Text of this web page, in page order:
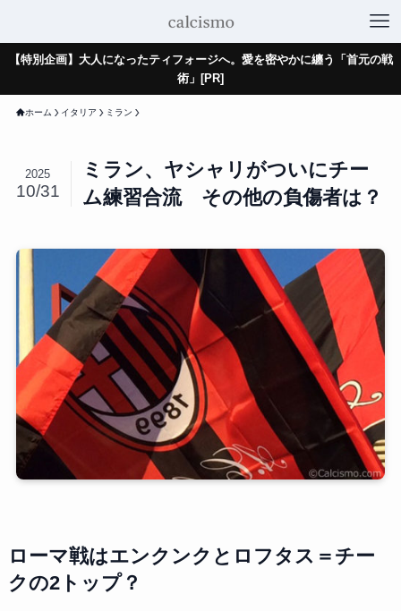
【特別企画】大人になったティフォージへ。愛を密やかに纏う「首元の戦
術」[PR]
ホーム イタリア ミラン
ミラン、ヤシャリがついにチー
ム練習合流 その他の負傷者は？
2025
10/31
ローマ戦はエンクンクとロフタス＝チー
クの2トップ？